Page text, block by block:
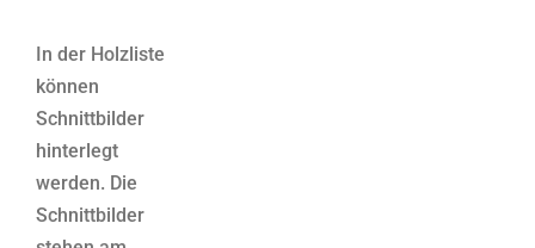
In der Holzliste
können
Schnittbilder
hinterlegt
werden. Die
Schnittbilder